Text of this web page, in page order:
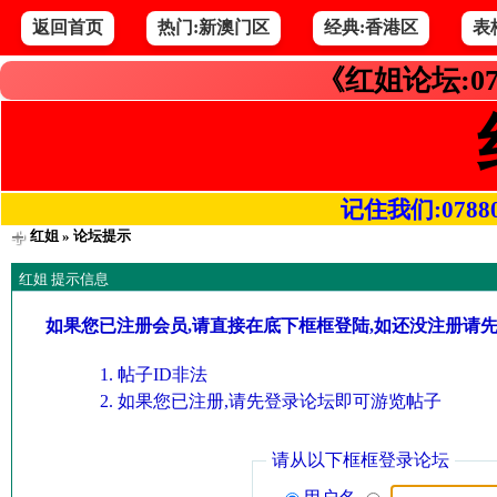
返回首页 热门:新澳门区 经典:香港区 表
《红姐论坛
记住我们
红姐» 论坛提示
红姐 提示信息
如果您已注册会员,请直接在底下框框登陆,如还没注册请
帖子ID非法
如果您已注册,请先登录论坛即可游览帖子
请从以下框框登录论坛